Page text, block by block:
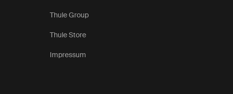
Thule Group
Thule Store
Impressum